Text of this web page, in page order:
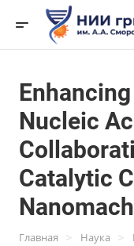
Nucleic
Catalytic
Главная > Наука >